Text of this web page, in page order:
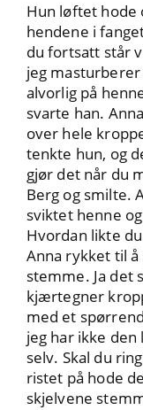
Hun løftet hode
hendene i
du fortsatt står
jeg masturberer
alvorlig på
svarte han.
over hele
tenkte hun, og
gjør det når du
Berg og smilte.
sviktet henne
Hvordan likte
Anna rykket til
stemme. Ja det
kjærtegner
med et
jeg har ikke
selv. Skal du
ristet på hode
skjelvene